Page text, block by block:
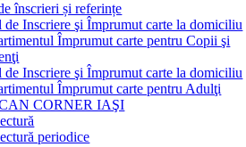
înscrieri și referințe
de Inscriere şi Împrumut carte la domiciliu
Împrumut carte pentru Copii şi
de Inscriere şi Împrumut carte la domiciliu
Împrumut carte pentru Adulţi
CORNER IAŞI
periodice